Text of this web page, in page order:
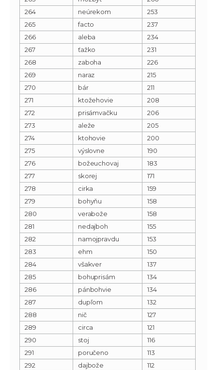
264
neúrekom
253
265
facto
237
266
aleba
234
267
ťažko
231
268
zaboha
226
269
naraz
215
270
bár
211
271
ktožehovie
208
272
prisámvačku
206
273
aleže
205
274
ktohovie
200
275
výslovne
190
276
božeuchovaj
183
277
skorej
171
278
cirka
159
279
bohyňu
158
280
verabože
158
281
nedajboh
155
282
namojpravdu
153
283
ehm
150
284
všakver
137
285
bohuprisám
134
286
pánbohvie
134
287
dupľom
132
288
nič
127
289
circa
121
290
stoj
116
291
poručeno
113
292
dajbože
112